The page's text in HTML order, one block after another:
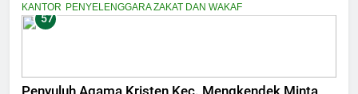
KANTOR PENYELENGGARA ZAKAT DAN WAKAF
57
Penyuluh Agama Kristen Kec. Mengkendek Minta